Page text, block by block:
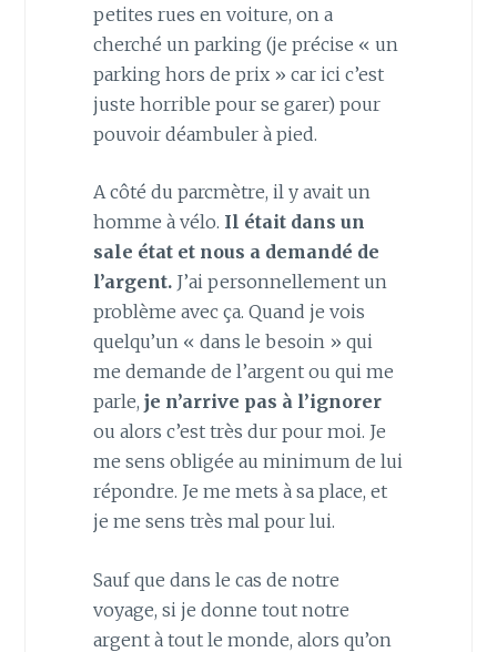
petites rues en voiture, on a
cherché un parking (je précise « un
parking hors de prix » car ici c’est
juste horrible pour se garer) pour
pouvoir déambuler à pied.
A côté du parcmètre, il y avait un
homme à vélo. Il était dans un
sale état et nous a demandé de
l’argent.J’ai personnellement un
problème avec ça. Quand je vois
quelqu’un « dans le besoin » qui
me demande de l’argent ou qui me
parle, je n’arrive pas à l’ignorer
ou alors c’est très dur pour moi. Je
me sens obligée au minimum de lui
répondre. Je me mets à sa place, et
je me sens très mal pour lui.
Sauf que dans le cas de notre
voyage, si je donne tout notre
argent à tout le monde, alors qu’on